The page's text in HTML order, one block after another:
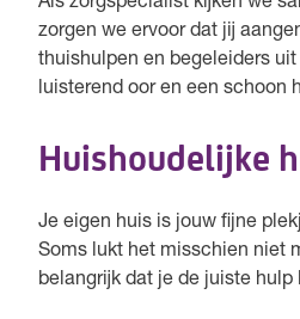
zorgen we ervoor dat jij
thuishulpen en begeleiders
luisterend oor en een schoon
Huishoudelijke
Je eigen huis is jouw fijne
Soms lukt het misschien niet
belangrijk dat je de juiste